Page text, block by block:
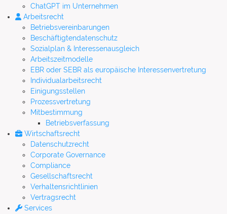
ChatGPT im Unternehmen
Arbeitsrecht
Betriebsvereinbarungen
Beschäftigtendatenschutz
Sozialplan & Interessenausgleich
Arbeitszeitmodelle
EBR oder SEBR als europäische Interessenvertretung
Individualarbeitsrecht
Einigungsstellen
Prozessvertretung
Mitbestimmung
Betriebsverfassung
Wirtschaftsrecht
Datenschutzrecht
Corporate Governance
Compliance
Gesellschaftsrecht
Verhaltensrichtlinien
Vertragsrecht
Services